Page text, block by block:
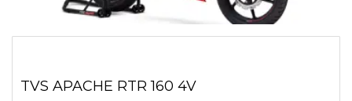
TVS APACHE RTR 160 4V